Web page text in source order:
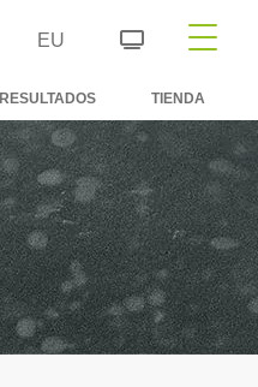
EU
RESULTADOS TIENDA